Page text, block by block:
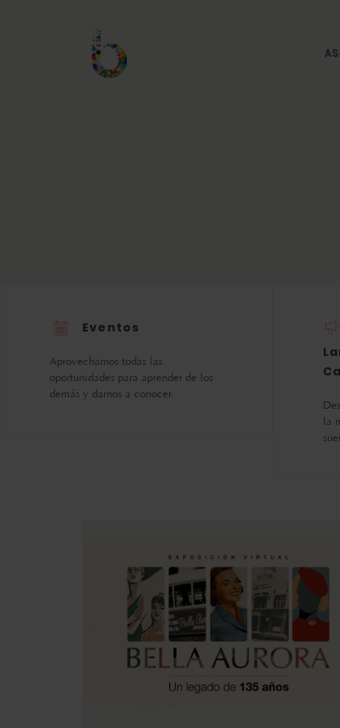
Eventos
Aprovechamos todas las
oportunidades para aprender de los
demás y darnos a conocer.
la